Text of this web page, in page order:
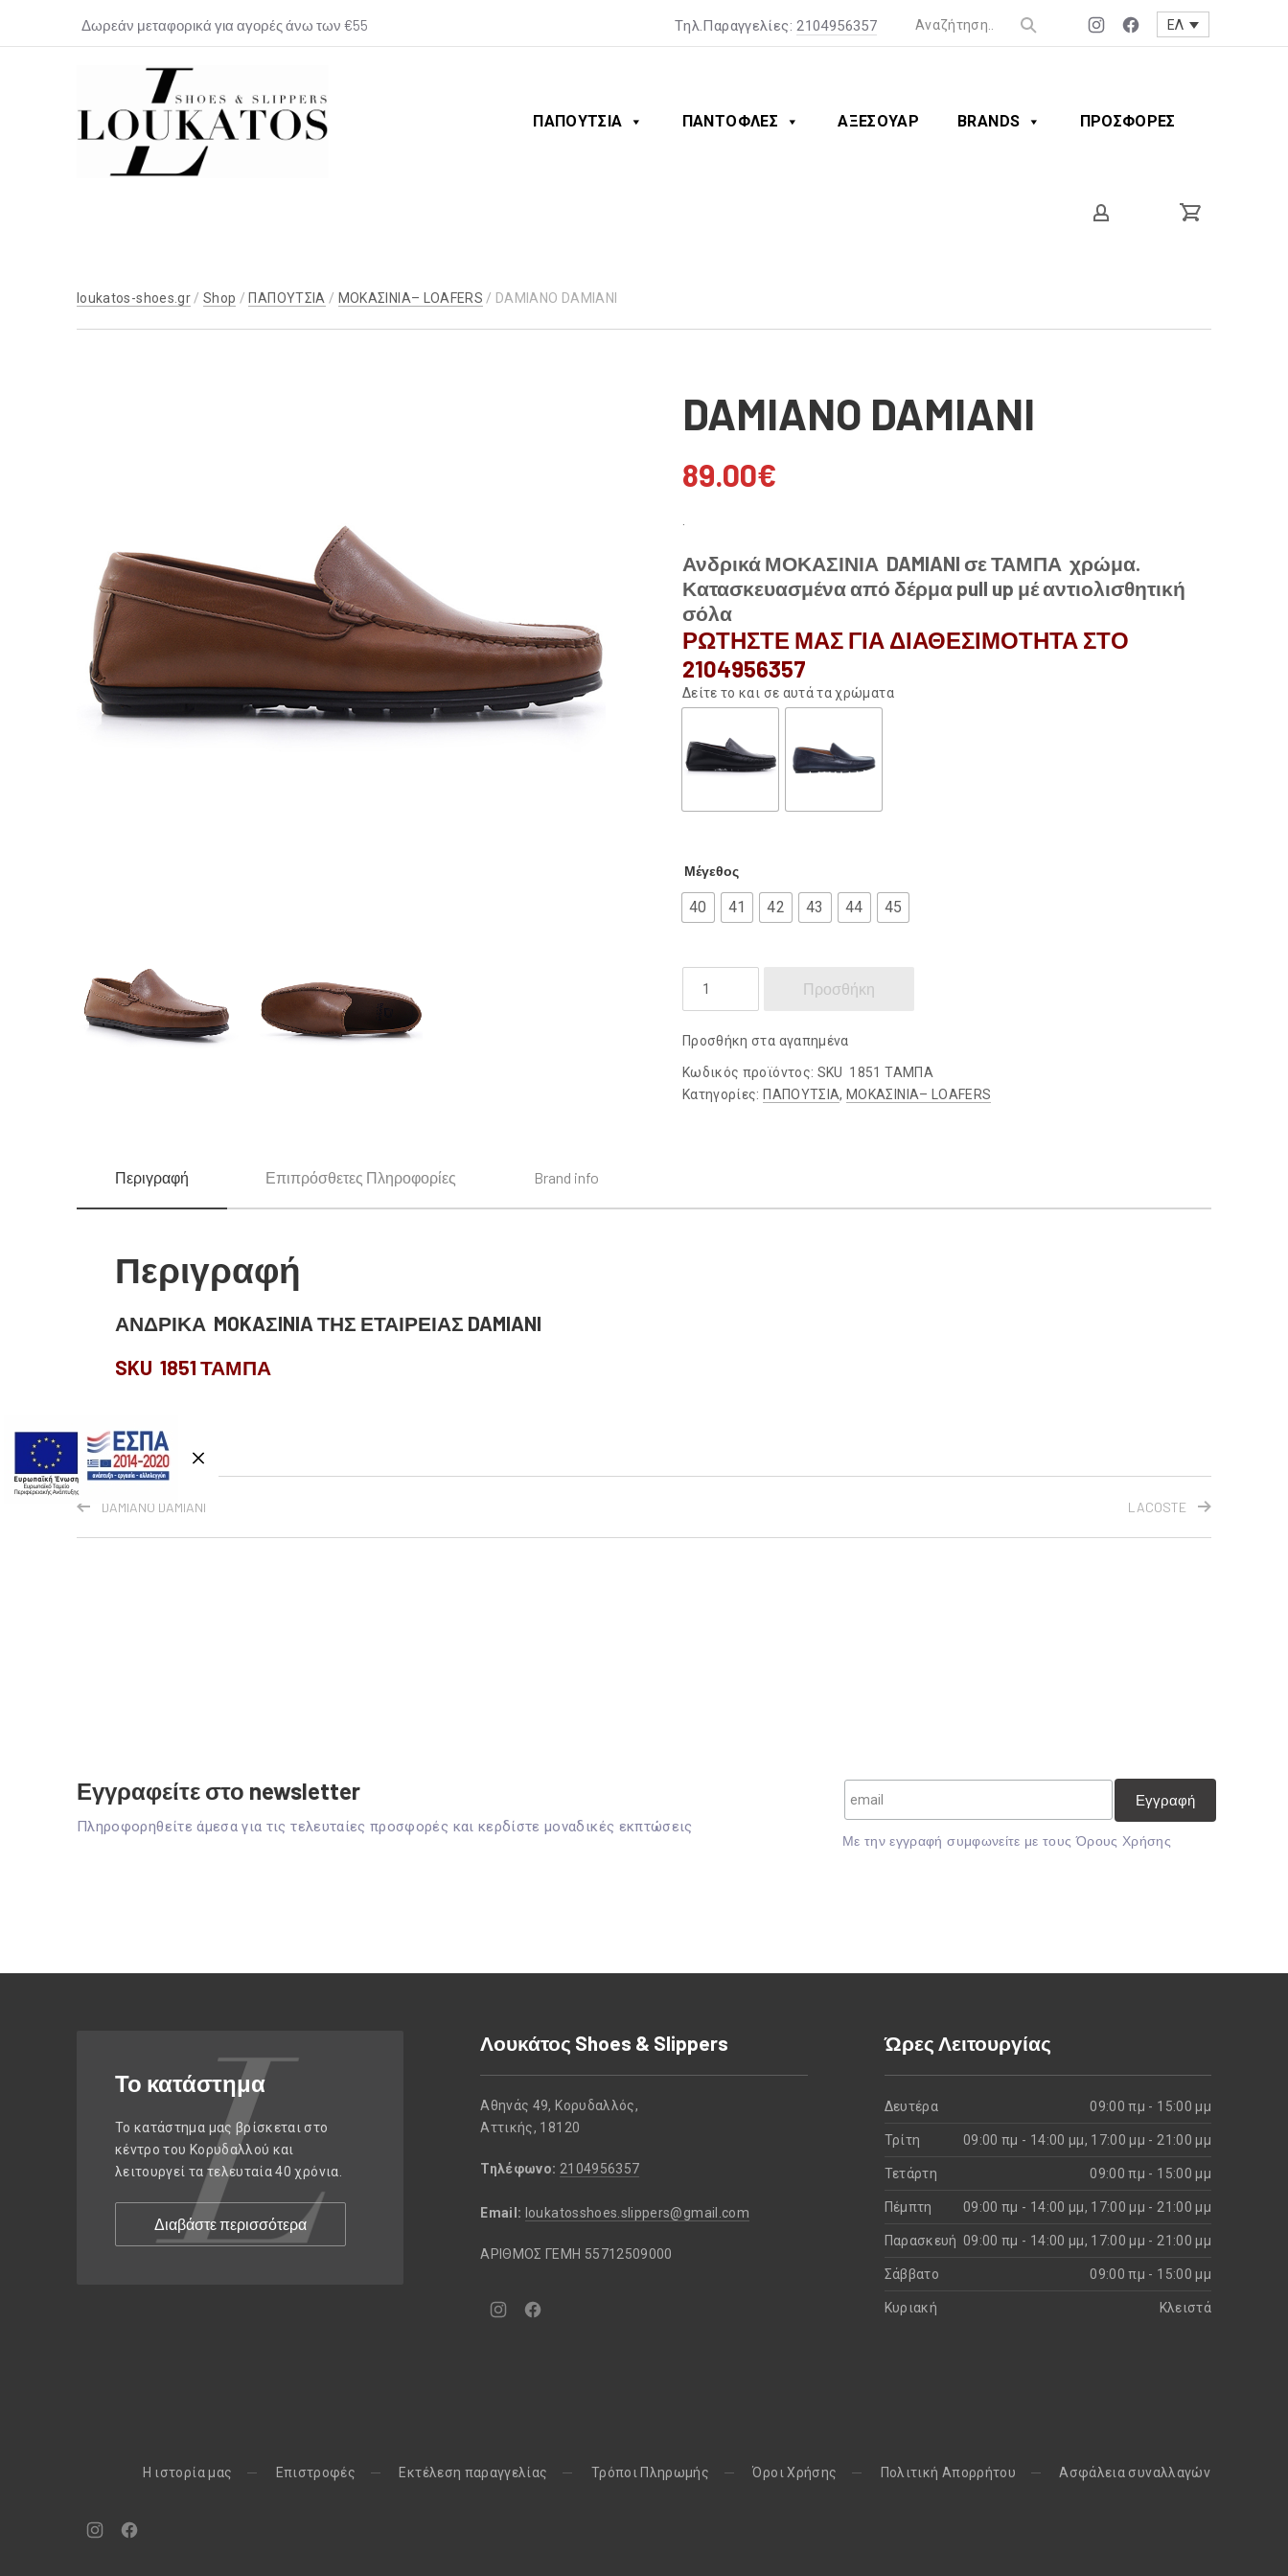
Δωρεάν μεταφορικά για αγορές άνω των €55 Tηλ.Παραγγελίες:2104956357
Νέο
Νέο
ΕΛ
loukatos-
shoes.gr
ΠΑΠΟΥΤΣΙΑ ΠΑΝΤΟΦΛΕΣ ΑΞΕΣΟΥΑΡ BRANDS ΠΡΟΣΦΟΡΕΣ
loukatos-shoes.gr/Shop / ΠΑΠΟΥΤΣΙΑ / ΜΟΚΑΣΙΝΙΑ– LOAFERS / DAMIANO DAMIANI
DAMIANO DAMIANI
89.00€
Ανδρικά ΜΟΚΑΣΙΝΙΑ DAMIANI σε ΤΑΜΠΑ χρώμα.
Κατασκευασμένα από δέρμα pull up μέ αντιολισθητική
σόλα
ΡΩΤΗΣΤΕ ΜΑΣ ΓΙΑ ΔΙΑΘΕΣΙΜΟΤΗΤΑ ΣΤΟ
2104956357
Δείτε το και σε αυτά τα χρώματα
Μέγεθος
40 41 42 43 44 45
DAMIANI
Προσθήκη
Προσθήκη στα αγαπημένα
Κωδικός προϊόντος: SKU 1851 ΤΑΜΠΑ
Κατηγορίες: ΠΑΠΟΥΤΣΙΑ, ΜΟΚΑΣΙΝΙΑ– LOAFERS
Περιγραφή Επιπρόσθετες Πληροφορίες Brand info
Περιγραφή
ΑΝΔΡΙΚΑ MOKAΣINIA ΤΗΣ ΕΤΑΙΡΕΙΑΣ DAMIANI
SKU 1851 ΤΑΜΠΑ
DAMIANO DAMIANI LACOSTE
Εγγραφείτε στο newsletter
Πληροφορηθείτε άμεσα για τις τελευταίες προσφορές και κερδίστε μοναδικές εκπτώσεις
Mε την εγγραφή συμφωνείτε με τουςΌρους Χρήσης
Το κατάστημα
Το κατάστημα μας βρίσκεται στο
κέντρο του Κορυδαλλού και
λειτουργεί τα τελευταία 40 χρόνια.
Διαβάστε περισσότερα
Λουκάτος Shoes & Slippers
Αθηνάς 49, Κορυδαλλός,
Αττικής, 18120
Τηλέφωνο: 2104956357
Email: loukatosshoes.slippers@gmail.com
ΑΡΙΘΜΟΣ ΓΕΜΗ 55712509000
Νέο
Νέο
Ώρες Λειτουργίας
Δευτέρα 09:00 πμ - 15:00 μμ
Τρίτη 09:00 πμ - 14:00 μμ, 17:00 μμ - 21:00 μμ
Τετάρτη 09:00 πμ - 15:00 μμ
Πέμπτη 09:00 πμ - 14:00 μμ, 17:00 μμ - 21:00 μμ
Παρασκευή 09:00 πμ - 14:00 μμ, 17:00 μμ - 21:00 μμ
Σάββατο 09:00 πμ - 15:00 μμ
Κυριακή Kλειστά
H ιστορία μας Eπιστροφές Εκτέλεση παραγγελίας Τρόποι Πληρωμής Όροι Χρήσης Πολιτική Απορρήτου Aσφάλεια συναλλαγών
Νέο
Νέο